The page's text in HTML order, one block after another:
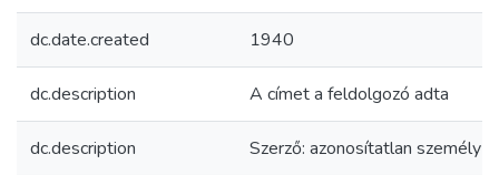
dc.date.created 1940
dc.description A címet a feldolgozó adta
dc.description Szerző: azonosítatlan személy